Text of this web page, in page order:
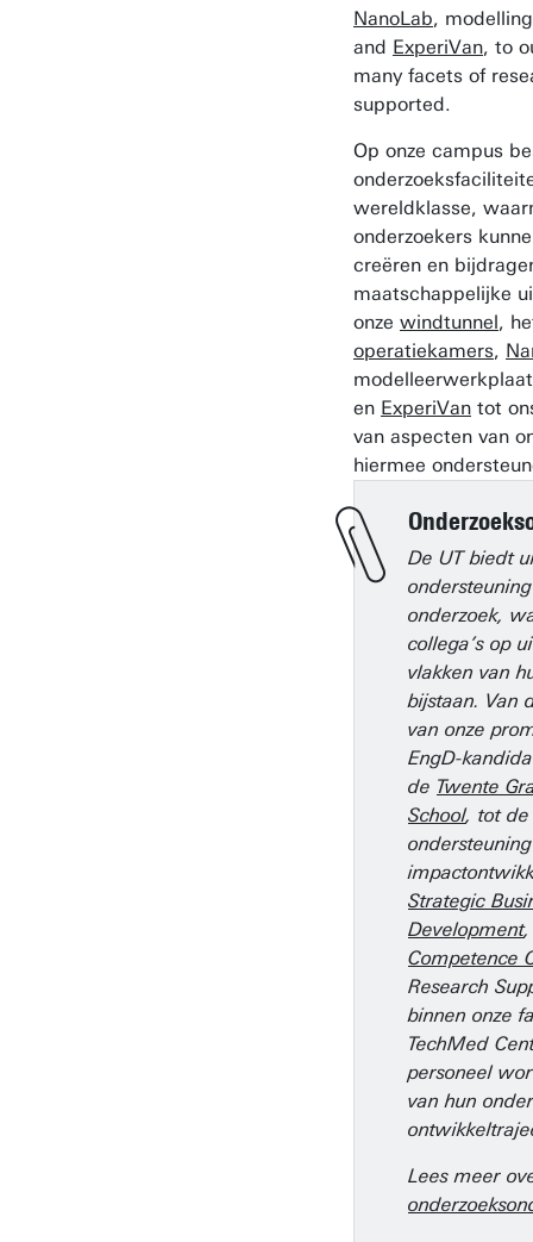
NanoLab,
and ExperiVan, to
many facets of
supported.
Op onze campus
wereldklasse,
onderzoekers
creëren en
maatschappelijke
onze windtunnel,
operatiekamers,
en ExperiVan tot
van aspecten van
hiermee
De UT biedt
onderzoek,
collega’s op
vlakken van
bijstaan. Van
van onze
EngD-
de Twente
School, tot
Strategic
Development
Competence
Research
binnen onze
TechMed
personeel
van hun
Lees meer